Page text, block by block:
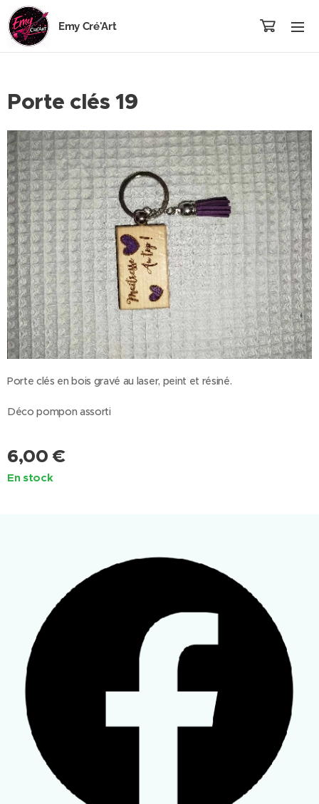
Emy Cré'Art
Porte clés 19
Porte clés en bois gravé au laser, peint et résiné.
Déco pompon assorti
6,00 €
En stock